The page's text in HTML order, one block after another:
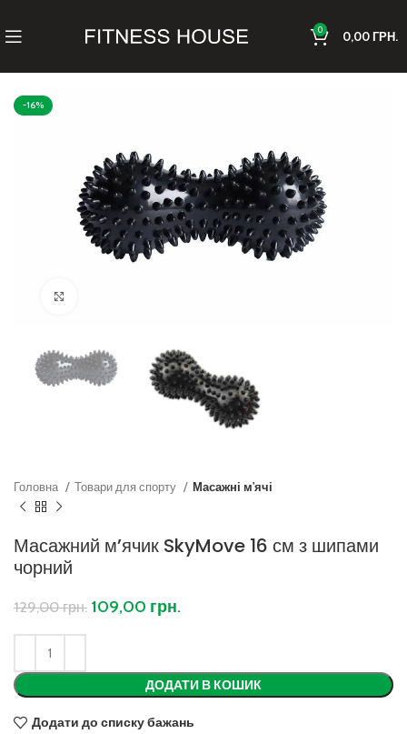
0 0,00ГРН.
-16%
Головна Товари для спорту Масажні м'ячі
Масажний м’ячик SkyMove 16 см з шипами
чорний
129,00грн. 109,00 грн.
ДОДАТИ В КОШИК
Додати до списку бажань